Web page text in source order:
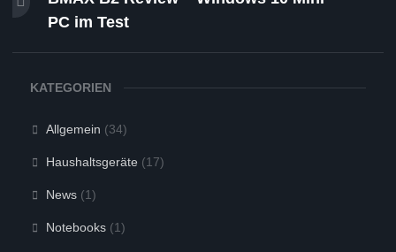
PC im Test
KATEGORIEN
Allgemein (34)
Haushaltsgeräte (17)
News(1)
Notebooks(1)